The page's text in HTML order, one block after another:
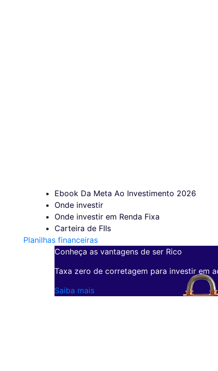
Ebook Da Meta Ao Investimento 2026
Onde investir
Onde investir em Renda Fixa
Carteira de FIIs
Planilhas financeiras
Conheça as vantagens de ser Rico
Taxa zero de corretagem para investir em
Saiba mais